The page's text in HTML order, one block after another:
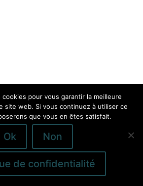
pour vous garantir la meilleure
site web. Si vous continuez à utiliser ce
que vous en êtes satisfait.
Ok Non
de confidentialité